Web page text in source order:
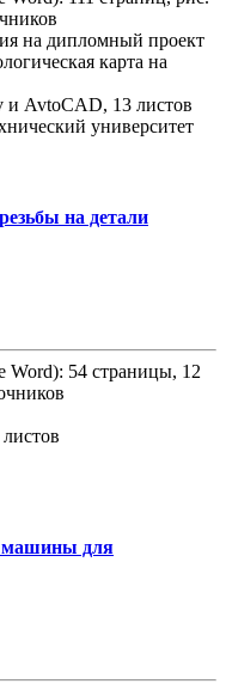
на дипломный проект
карта на
и AvtoCAD, 13 листов
университет
на детали
Word): 54 страницы, 12
машины для